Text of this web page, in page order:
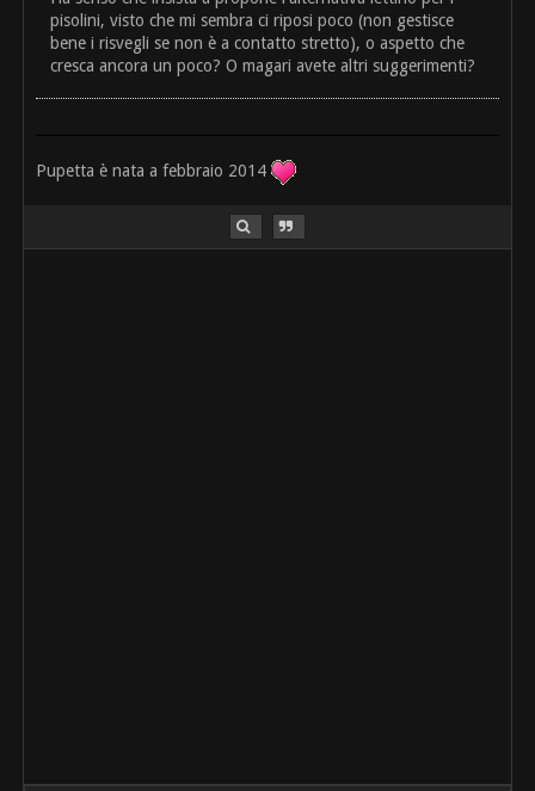
pisolini, visto che mi sembra ci riposi poco (non gestisce
bene i risvegli se non è a contatto stretto), o aspetto che
cresca ancora un poco? O magari avete altri suggerimenti?
Pupetta è nata a febbraio 2014